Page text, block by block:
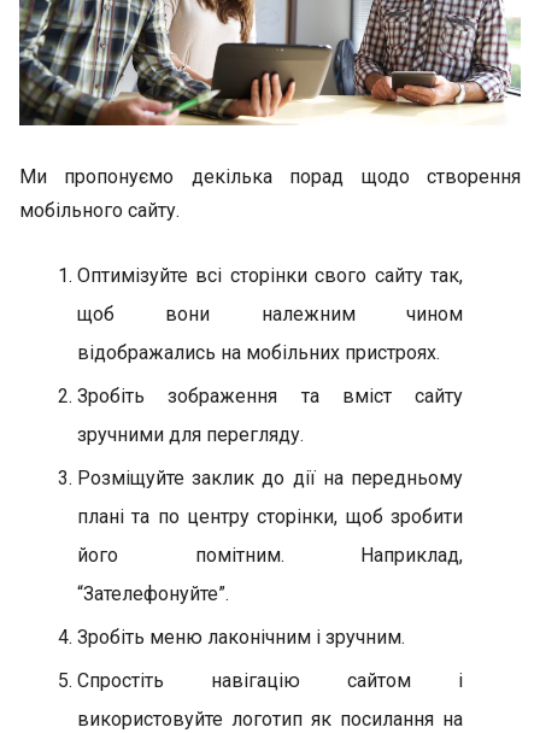
Ми пропонуємо декілька порад щодо створення
мобільного сайту.
Оптимізуйте всі сторінки свого сайту так,
щоб вони належним чином
відображались на мобільних пристроях.
Зробіть зображення та вміст сайту
зручними для перегляду.
Розміщуйте заклик до дії на передньому
плані та по центру сторінки, щоб зробити
його помітним. Наприклад,
“Зателефонуйте”.
Зробіть меню лаконічним і зручним.
Спростіть навігацію сайтом і
використовуйте логотип як посилання на